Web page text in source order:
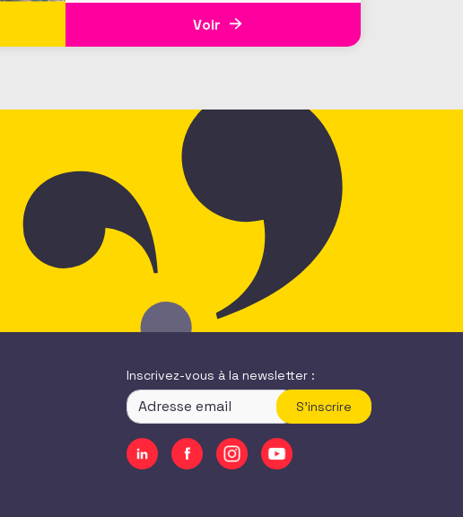
Salut déroule le tapis rouge avec «
Voir
Inscrivez-vous à la newsletter :
S'inscrire